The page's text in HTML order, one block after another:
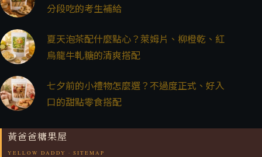
分段吃的考生補給
夏天泡茶配什麼點心？萊姆片、柳橙乾、紅
烏龍牛軋糖的清爽搭配
七夕前的小禮物怎麼選？不過度正式、好入
口的甜點零食搭配
黃爸爸糖果屋